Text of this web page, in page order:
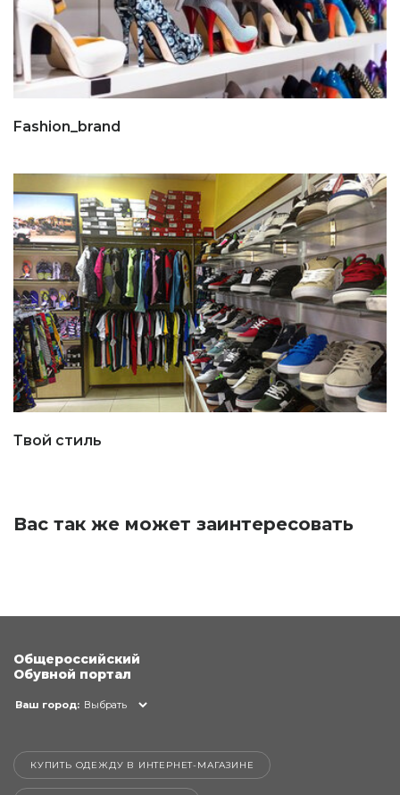
Fashion_brand
Твой стиль
Вас так же может заинтересовать
Общероссийский
Обувной портал
Ваш город: Выбрать
КУПИТЬ ОДЕЖДУ В ИНТЕРНЕТ-МАГАЗИНЕ